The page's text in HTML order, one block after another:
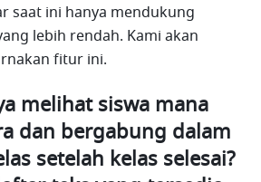
saat ini hanya mendukung
lebih rendah. Kami akan
fitur ini.
melihat siswa mana
dan bergabung dalam
setelah kelas selesai?